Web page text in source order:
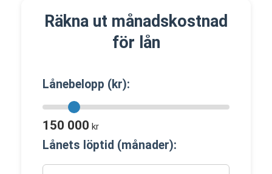
Räkna ut månadskostnad
för lån
Lånebelopp (kr):
150 000 kr
Lånets löptid (månader):